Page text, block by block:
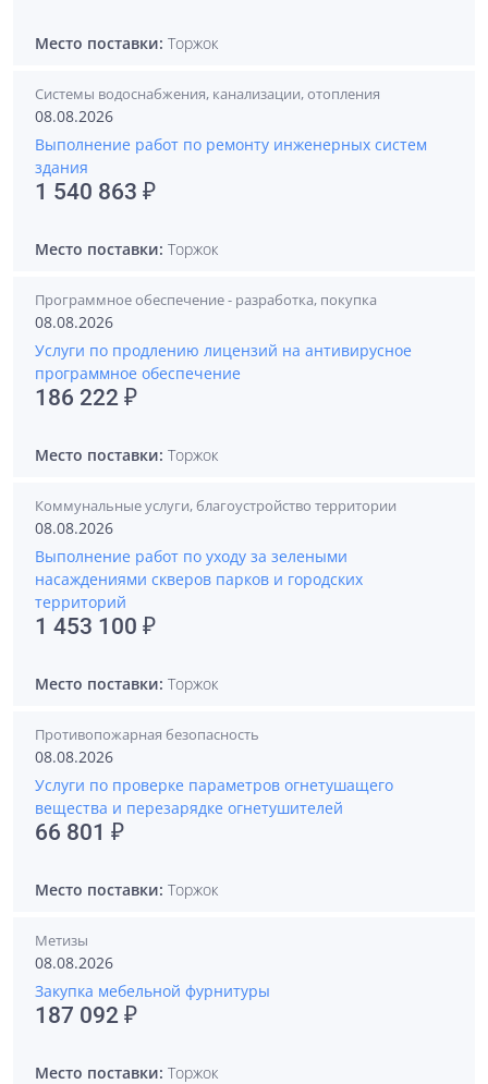
Место поставки: Торжок
Системы водоснабжения, канализации, отопления
08.08.2026
Выполнение работ по ремонту инженерных систем
здания
1 540 863 ₽
Место поставки: Торжок
Программное обеспечение - разработка, покупка
08.08.2026
Услуги по продлению лицензий на антивирусное
программное обеспечение
186 222 ₽
Место поставки: Торжок
Коммунальные услуги, благоустройство территории
08.08.2026
Выполнение работ по уходу за зелеными
насаждениями скверов парков и городских
территорий
1 453 100 ₽
Место поставки: Торжок
Противопожарная безопасность
08.08.2026
Услуги по проверке параметров огнетушащего
вещества и перезарядке огнетушителей
66 801 ₽
Место поставки: Торжок
Метизы
08.08.2026
Закупка мебельной фурнитуры
187 092 ₽
Место поставки: Торжок